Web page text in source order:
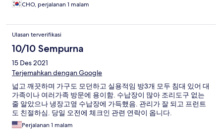
CHO, perjalanan 1 malam
Ulasan terverifikasi
10/10 Sempurna
15 Des 2021
Terjemahkan dengan Google
넓고 깨끗하며 가구도 모던하고 실용적임 방3개 모두 침대 있어 대
가족이나 여러가족 방문에 용이함. 수납장이 많아 조리도구 없는
줄 알았으나 냉장고옆 수납장에 가득했음. 관리가 잘 되고 프런트
도 친절하심. 당일 오전에 체크인 관련 연락이 옵니다.
Perjalanan 1 malam